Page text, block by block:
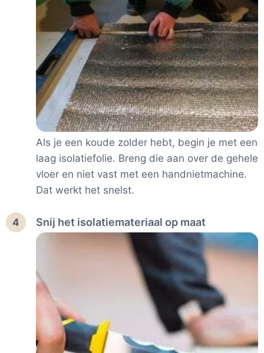
Als je een koude zolder hebt, begin je met een
laag isolatiefolie. Breng die aan over de gehele
vloer en niet vast met een handnietmachine.
Dat werkt het snelst.
4 Snij het isolatiemateriaal op maat